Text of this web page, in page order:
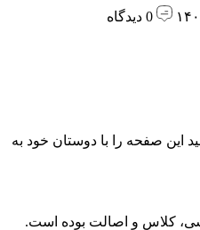
این صفحه را با دوستان خود به
کلاس و اصالت بوده است.